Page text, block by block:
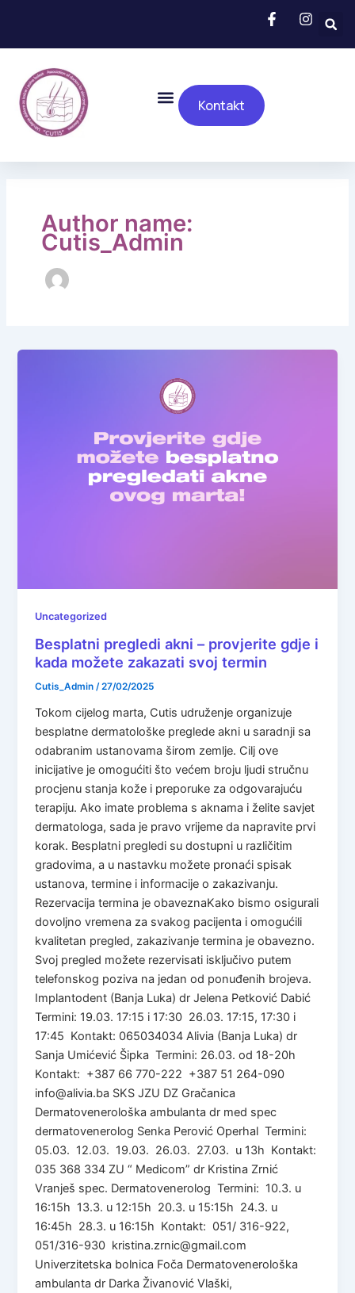
content
Menu
Kontakt
Author name:
Cutis_Admin
Uncategorized
Besplatni pregledi akni – provjerite gdje i
kada možete zakazati svoj termin
Cutis_Admin/27/02/2025
Tokom cijelog marta, Cutis udruženje organizuje
besplatne dermatološke preglede akni u saradnji sa
odabranim ustanovama širom zemlje. Cilj ove
inicijative je omogućiti što većem broju ljudi stručnu
procjenu stanja kože i preporuke za odgovarajuću
terapiju. Ako imate problema s aknama i želite savjet
dermatologa, sada je pravo vrijeme da napravite prvi
korak. Besplatni pregledi su dostupni u različitim
gradovima, a u nastavku možete pronaći spisak
ustanova, termine i informacije o zakazivanju.
Rezervacija termina je obaveznaKako bismo osigurali
dovoljno vremena za svakog pacijenta i omogućili
kvalitetan pregled, zakazivanje termina je obavezno.
Svoj pregled možete rezervisati isključivo putem
telefonskog poziva na jedan od ponuđenih brojeva.
Implantodent (Banja Luka) dr Jelena Petković Dabić
Termini: 19.03. 17:15 i 17:30 26.03. 17:15, 17:30 i
17:45 Kontakt: 065034034 Alivia (Banja Luka) dr
Sanja Umićević Šipka Termini: 26.03. od 18-20h
Kontakt: +387 66 770-222 +387 51 264-090
info@alivia.ba SKS JZU DZ Gračanica
Dermatovenerološka ambulanta dr med spec
dermatovenerolog Senka Perović Operhal Termini:
05.03. 12.03. 19.03. 26.03. 27.03. u 13h Kontakt:
035 368 334 ZU “ Medicom” dr Kristina Zrnić
Vranješ spec. Dermatovenerolog Termini: 10.3. u
16:15h 13.3. u 12:15h 20.3. u 15:15h 24.3. u
16:45h 28.3. u 16:15h Kontakt: 051/ 316-922,
051/316-930 kristina.zrnic@gmail.com
Univerzitetska bolnica Foča Dermatovenerološka
ambulanta dr Darka Živanović Vlaški,